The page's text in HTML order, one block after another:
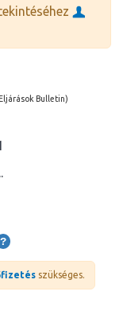
Bulletin)
szükséges.